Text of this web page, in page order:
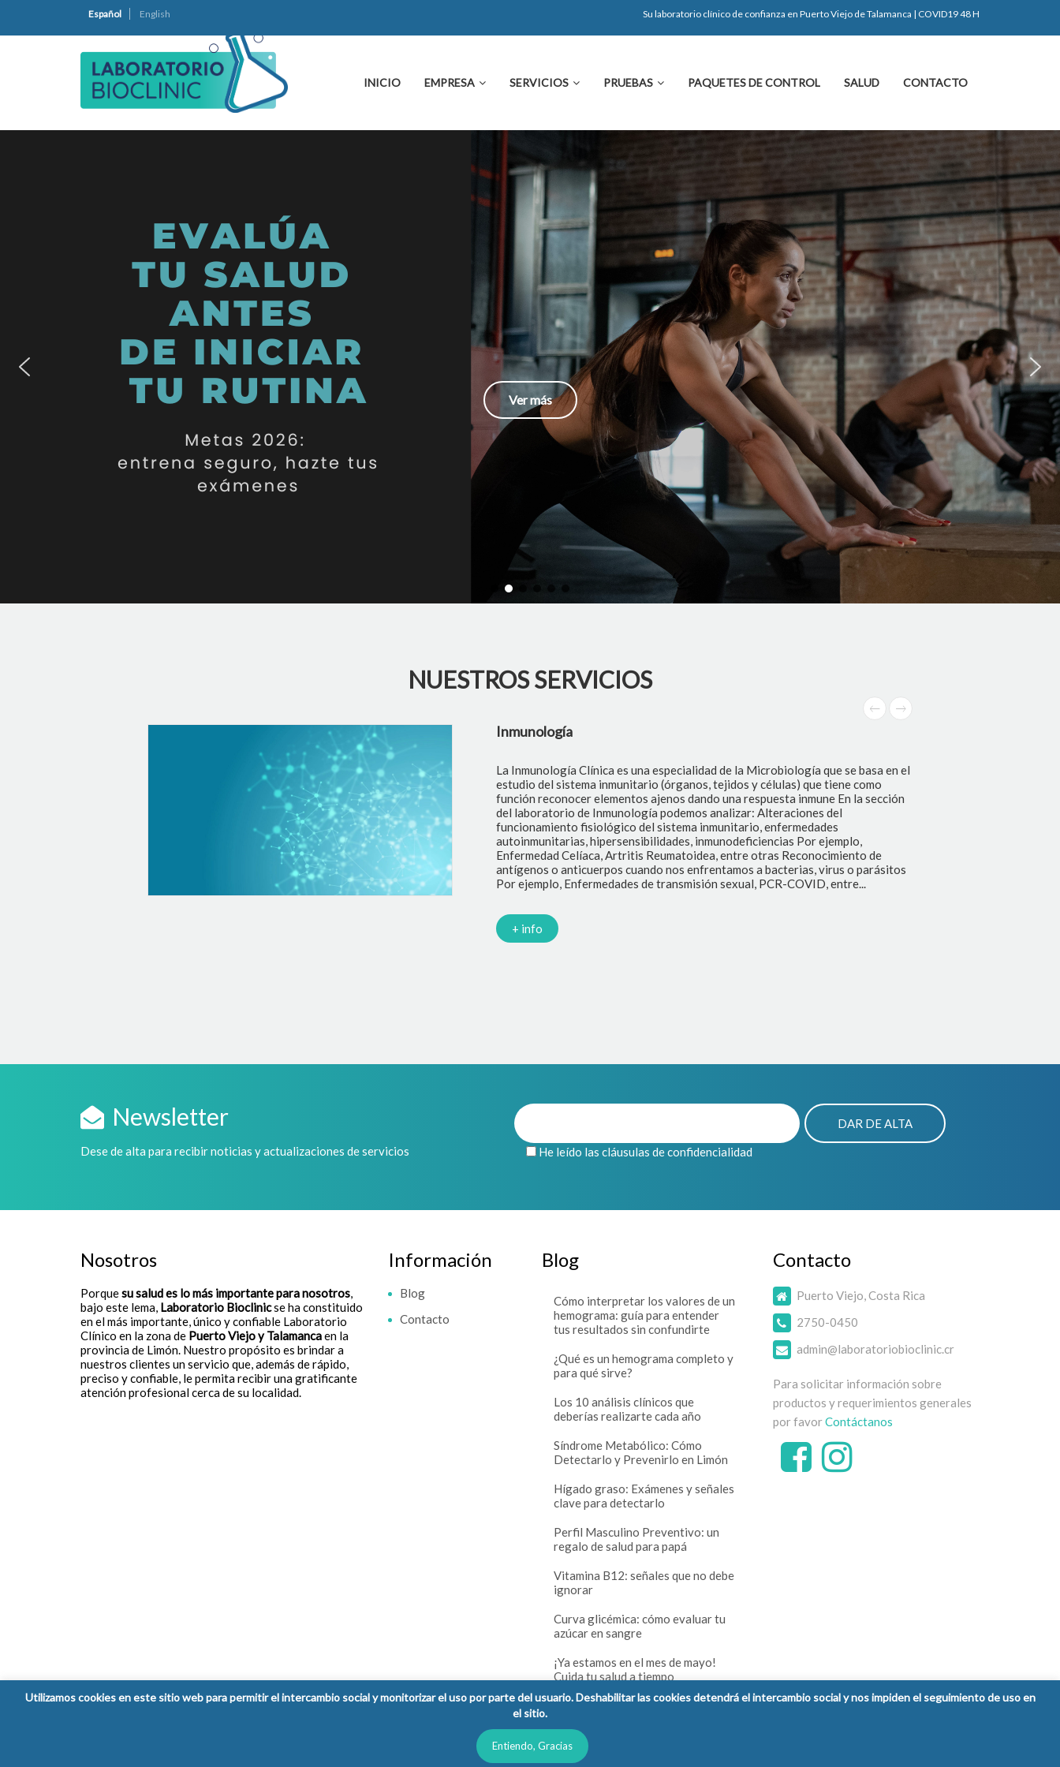
Español English Su laboratorio clínico de confianza en Puerto Viejo de Talamanca | COVID19 48 H
INICIO EMPRESA SERVICIOS PRUEBAS PAQUETES DE CONTROL SALUD CONTACTO
Ver más
NUESTROS SERVICIOS
Inmunología
La Inmunología Clínica es una especialidad de la Microbiología que se basa en el
estudio del sistema inmunitario (órganos, tejidos y células) que tiene como
función reconocer elementos ajenos dando una respuesta inmune En la sección
del laboratorio de Inmunología podemos analizar: Alteraciones del
funcionamiento fisiológico del sistema inmunitario, enfermedades
autoinmunitarias, hipersensibilidades, inmunodeficiencias Por ejemplo,
Enfermedad Celíaca, Artritis Reumatoidea, entre otras Reconocimiento de
antígenos o anticuerpos cuando nos enfrentamos a bacterias, virus o parásitos
Por ejemplo, Enfermedades de transmisión sexual, PCR-COVID, entre...
+ info
Newsletter
Dese de alta para recibir noticias y actualizaciones de servicios He leído las cláusulas de confidencialidad
Nosotros
Porquesu salud es lo más importante para nosotros,
bajo este lema, Laboratorio Bioclinicse ha constituido
en el más importante, único y confiable Laboratorio
Clínico en la zona de Puerto Viejo y Talamancaen la
provincia de Limón. Nuestro propósito es brindar a
nuestros clientes un servicio que, además de rápido,
preciso y confiable, le permita recibir una gratificante
atención profesional cerca de su localidad.
Información
Blog
Contacto
Blog
Cómo interpretar los valores de un
hemograma: guía para entender
tus resultados sin confundirte
¿Qué es un hemograma completo y
para qué sirve?
Los 10 análisis clínicos que
deberías realizarte cada año
Síndrome Metabólico: Cómo
Detectarlo y Prevenirlo en Limón
Hígado graso: Exámenes y señales
clave para detectarlo
Perfil Masculino Preventivo: un
regalo de salud para papá
Vitamina B12: señales que no debe
ignorar
Curva glicémica: cómo evaluar tu
azúcar en sangre
¡Ya estamos en el mes de mayo!
Cuida tu salud a tiempo
Contacto
Puerto Viejo, Costa Rica
2750-0450
admin@laboratoriobioclinic.cr
Para solicitar información sobre
productos y requerimientos generales
por favorContáctanos
Utilizamos cookies en este sitio web para permitir el intercambio social y monitorizar el uso por parte del usuario. Deshabilitar las cookies detendrá el intercambio social y nos impiden el seguimiento de uso en
el sitio.
Entiendo, Gracias